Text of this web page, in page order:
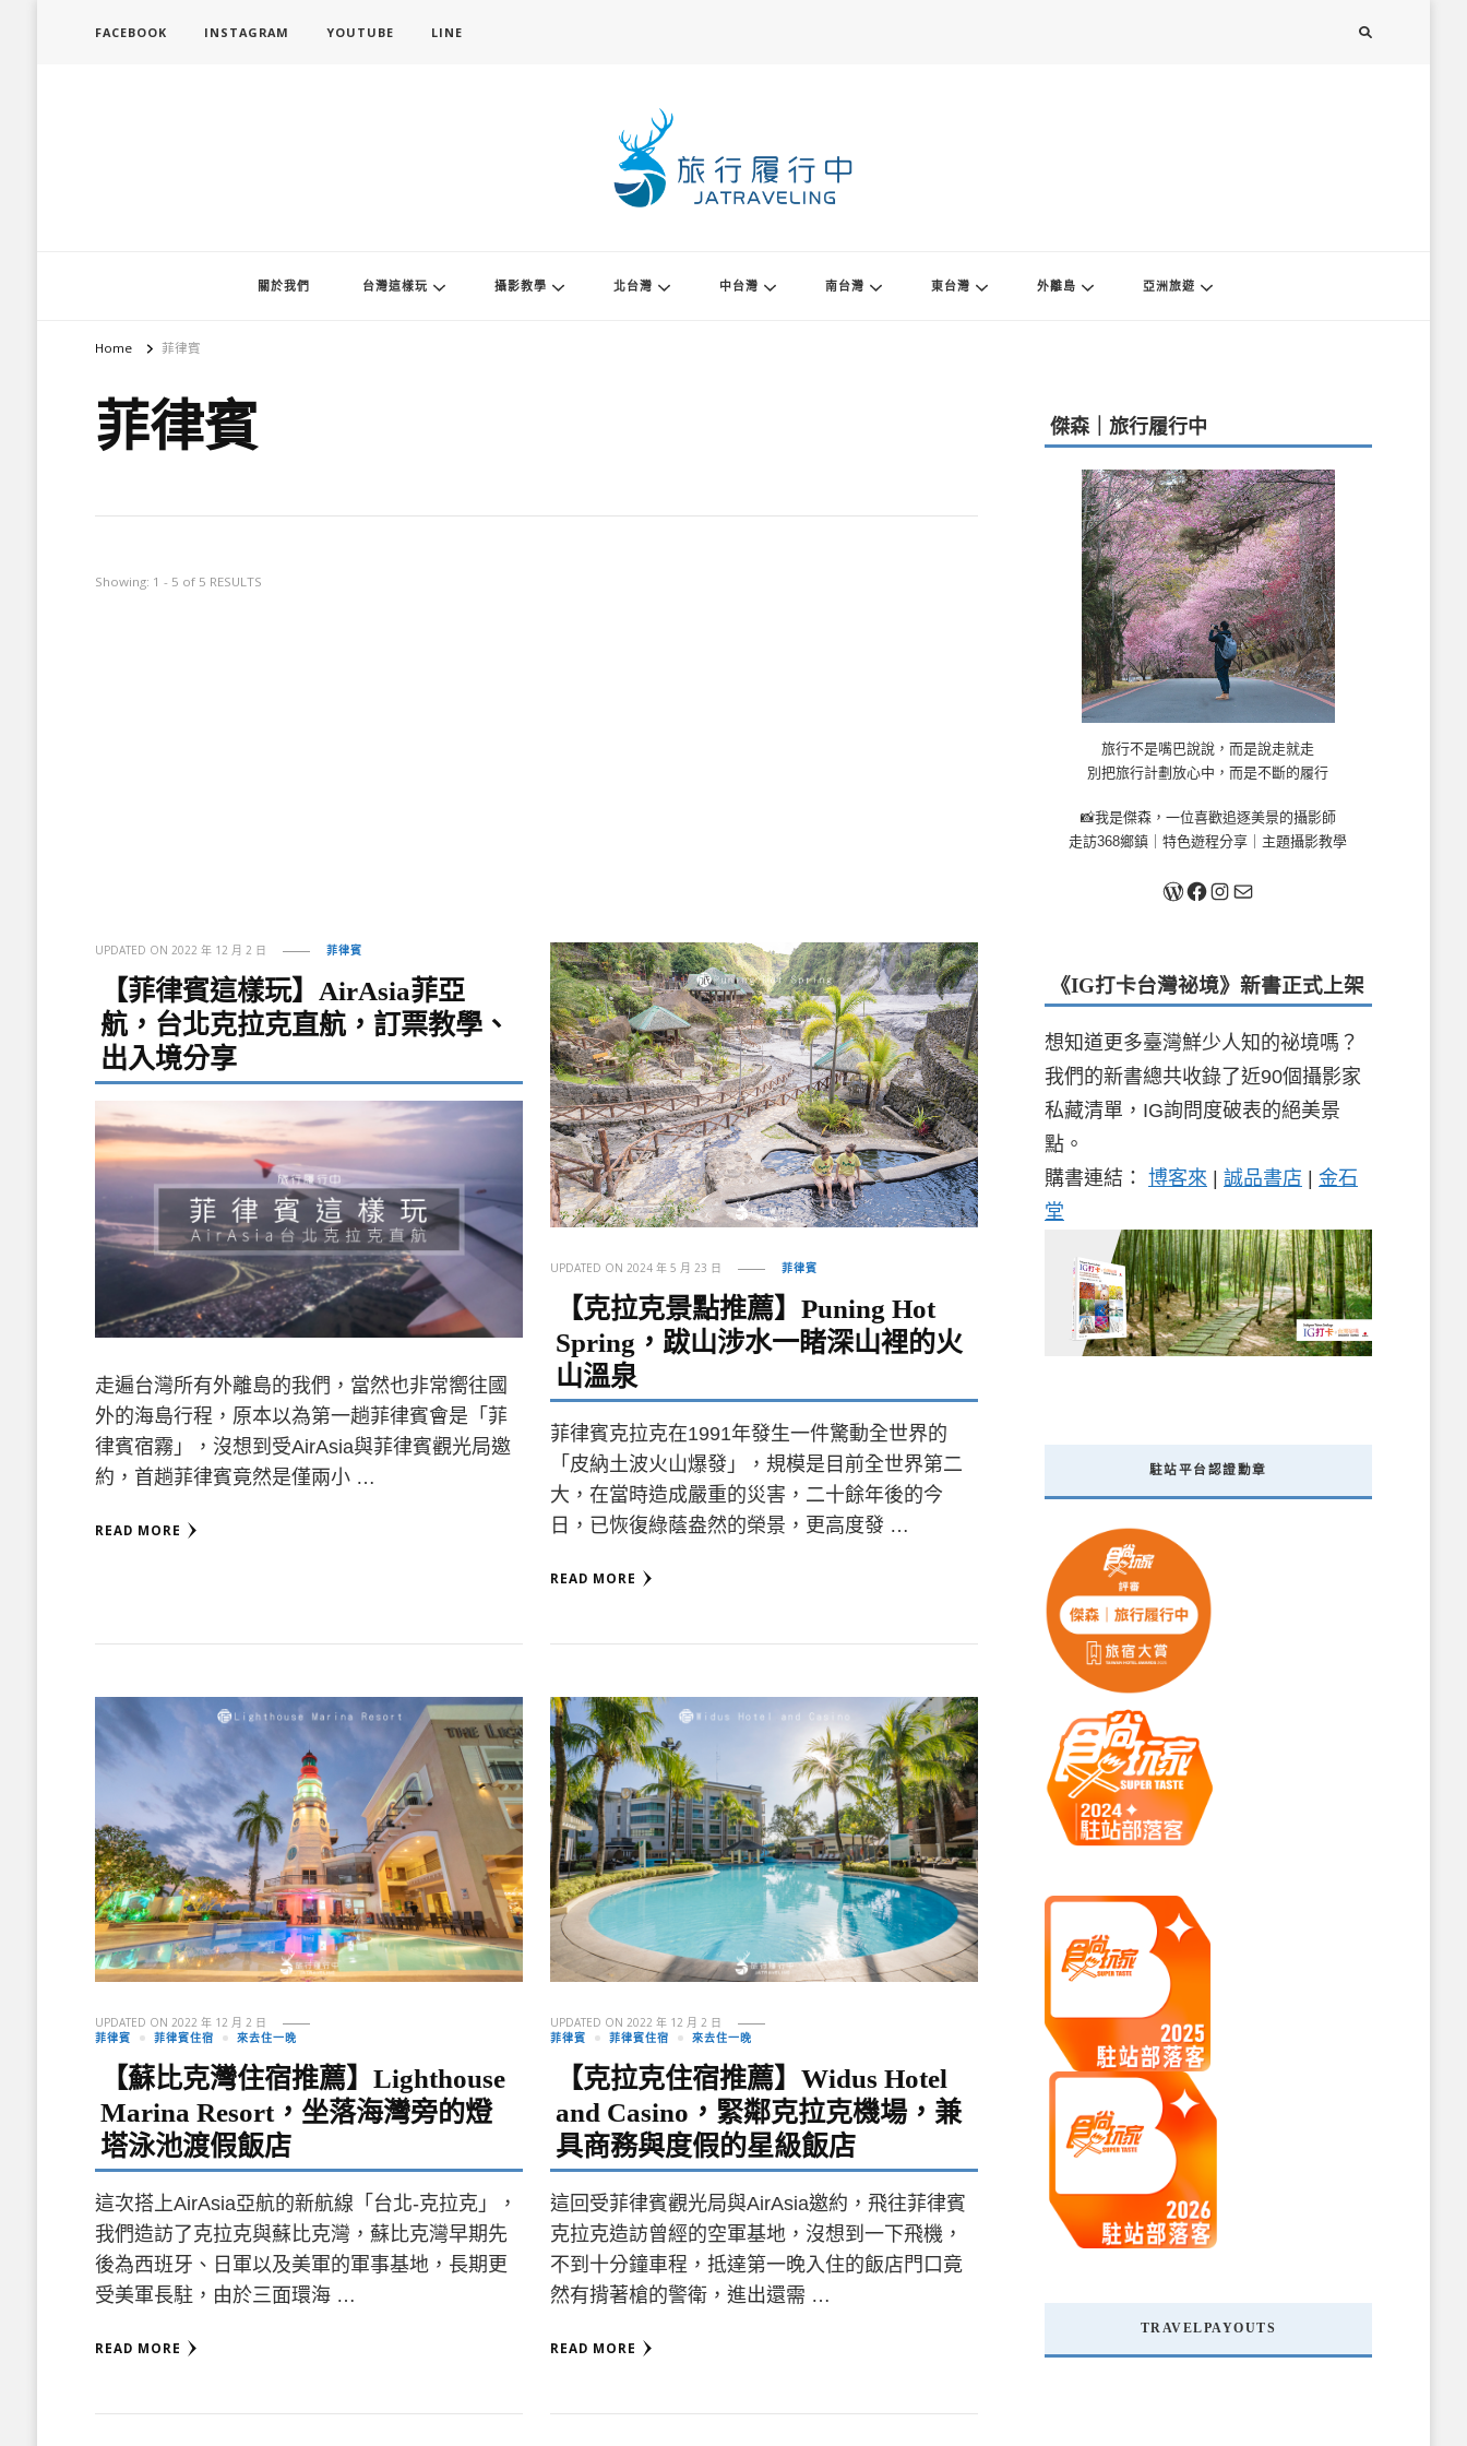
FACEBOOK INSTAGRAM YOUTUBE LINE
關於我們 台灣這樣玩 攝影教學 北台灣 中台灣 南台灣 東台灣 外離島 亞洲旅遊
Home 菲律賓
菲律賓
Showing: 1 - 5 of 5 RESULTS
UPDATED ON2022 年 12 月 2 日 菲律賓
【菲律賓這樣玩】AirAsia菲亞
航，台北克拉克直航，訂票教學、
出入境分享
走遍台灣所有外離島的我們，當然也非常嚮往國
外的海島行程，原本以為第一趟菲律賓會是「菲
律賓宿霧」，沒想到受AirAsia與菲律賓觀光局邀
約，首趟菲律賓竟然是僅兩小 …
READ MORE
UPDATED ON 2024 年 5 月 23 日 菲律賓
【克拉克景點推薦】Puning Hot
Spring，跋山涉水一睹深山裡的火
山溫泉
菲律賓克拉克在1991年發生一件驚動全世界的
「皮納土波火山爆發」，規模是目前全世界第二
大，在當時造成嚴重的災害，二十餘年後的今
日，已恢復綠蔭盎然的榮景，更高度發 …
READ MORE
UPDATED ON2022 年 12 月 2 日
菲律賓
菲律賓住宿 來去住一晚
【蘇比克灣住宿推薦】Lighthouse
Marina Resort，坐落海灣旁的燈
塔泳池渡假飯店
這次搭上AirAsia亞航的新航線「台北-克拉克」，
我們造訪了克拉克與蘇比克灣，蘇比克灣早期先
後為西班牙、日軍以及美軍的軍事基地，長期更
受美軍長駐，由於三面環海 …
READ MORE
UPDATED ON 2022 年 12 月 2 日
菲律賓
菲律賓住宿 來去住一晚
【克拉克住宿推薦】Widus Hotel
and Casino，緊鄰克拉克機場，兼
具商務與度假的星級飯店
這回受菲律賓觀光局與AirAsia邀約，飛往菲律賓
克拉克造訪曾經的空軍基地，沒想到一下飛機，
不到十分鐘車程，抵達第一晚入住的飯店門口竟
然有揹著槍的警衛，進出還需 …
READ MORE
傑森｜旅行履行中
旅行不是嘴巴說說，而是說走就走
別把旅行計劃放心中，而是不斷的履行
📸我是傑森，一位喜歡追逐美景的攝影師
走訪368鄉鎮｜特色遊程分享｜主題攝影教學
關於我 Facebook
Instagram
《IG打卡台灣祕境》新書正式上架
想知道更多臺灣鮮少人知的祕境嗎？
我們的新書總共收錄了近90個攝影家
私藏清單，IG詢問度破表的絕美景
點。
購書連結： 博客來 | 誠品書店 | 金石
堂
駐站平台認證勳章
TRAVELPAYOUTS